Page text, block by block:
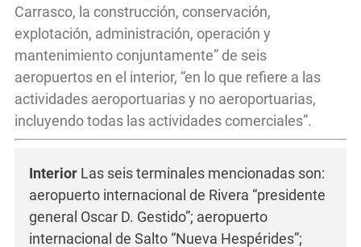
Carrasco, la construcción, conservación,
explotación, administración, operación y
mantenimiento conjuntamente” de seis
aeropuertos en el interior, “en lo que refiere a las
actividades aeroportuarias y no aeroportuarias,
incluyendo todas las actividades comerciales”.
Interior Las seis terminales mencionadas son:
aeropuerto internacional de Rivera “presidente
general Oscar D. Gestido”; aeropuerto
internacional de Salto “Nueva Hespérides”;